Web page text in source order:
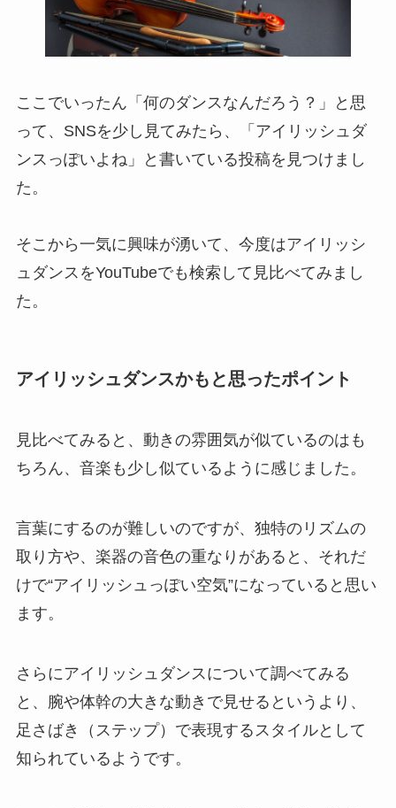
ここでいったん「何のダンスなんだろう？」と思
って、SNSを少し見てみたら、「アイリッシュダ
ンスっぽいよね」と書いている投稿を見つけまし
た。
そこから一気に興味が湧いて、今度はアイリッシ
ュダンスをYouTubeでも検索して見比べてみまし
た。
アイリッシュダンスかもと思ったポイント
見比べてみると、動きの雰囲気が似ているのはも
ちろん、音楽も少し似ているように感じました。
言葉にするのが難しいのですが、独特のリズムの
取り方や、楽器の音色の重なりがあると、それだ
けで“アイリッシュっぽい空気”になっていると思い
ます。
さらにアイリッシュダンスについて調べてみる
と、腕や体幹の大きな動きで見せるというより、
足さばき（ステップ）で表現するスタイルとして
知られているようです。